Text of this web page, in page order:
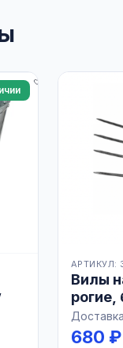
АРТИКУЛ:
Вилы
рогие,
680 ₽